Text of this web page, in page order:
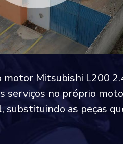
motor Mitsubishi L200
serviços no próprio
substituindo as peças